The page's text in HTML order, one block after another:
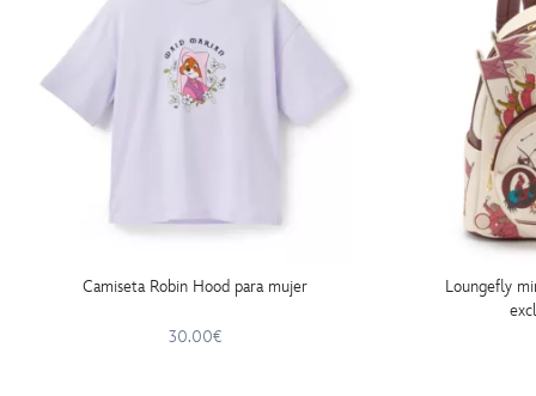
Camiseta Robin Hood para mujer
30.00€
Loungefly